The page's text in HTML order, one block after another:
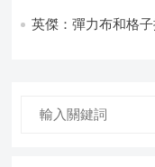
英傑：彈力布和格